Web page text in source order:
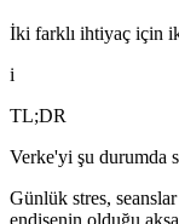
İki farklı ihtiyaç için
i
TL;DR
Verke'yi şu durumda
Günlük stres,
endişenin olduğu